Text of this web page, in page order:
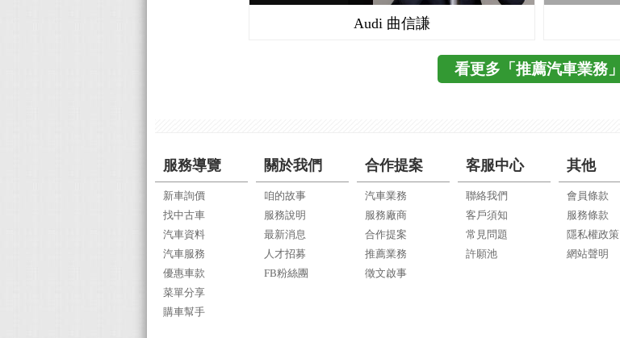
Audi 曲信謙
看更多「推薦汽車業務」
服務導覽
新車詢價
找中古車
汽車資料
汽車服務
優惠車款
菜單分享
購車幫手
關於我們
咱的故事
服務說明
最新消息
人才招募
FB粉絲團
合作提案
汽車業務
服務廠商
合作提案
推薦業務
徵文啟事
客服中心
聯絡我們
客戶須知
常見問題
許願池
其他
會員條款
服務條款
隱私權政策
網站聲明